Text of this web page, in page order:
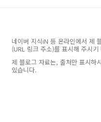
네이버 지식iN 등 온라인에서 제
(URL 링크 주소)를 표시해 주시기
제 블로그 자료는, 출처만 표시하
있습니다.